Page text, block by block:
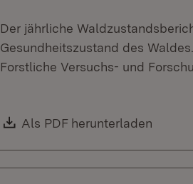
Der jährliche
Gesundheitszustand des
Forstliche Versuchs- und
Download:
Als PDF herunterladen